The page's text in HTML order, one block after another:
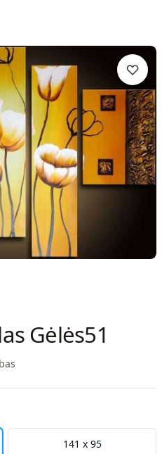
Gėlės51
141 x 95